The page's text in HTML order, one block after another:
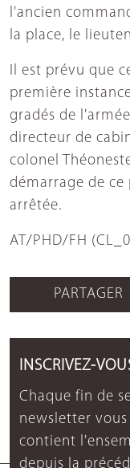
l'ancien
la place, le
Il est prévu que
première
gradés de
directeur de
colonel
démarrage de
arrêtée.
AT/PHD/FH
PARTAGER
INSCRIVEZ-
Chaque fin de
newsletter
contient
depuis la